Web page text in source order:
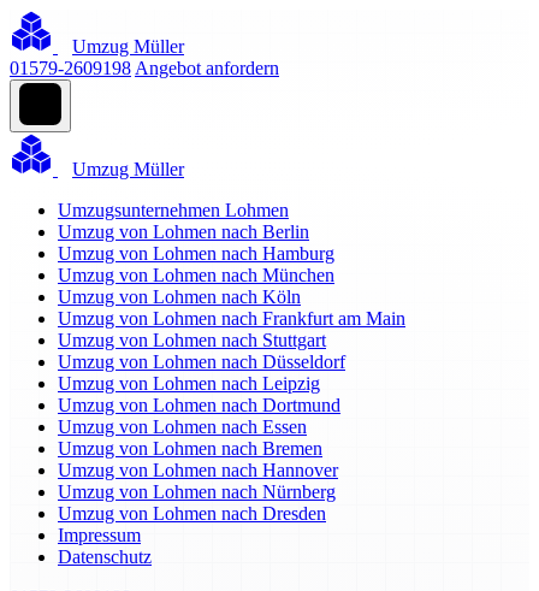
Umzug Müller
01579-2609198 Angebot anfordern
Umzug Müller
Umzugsunternehmen Lohmen
Umzug von Lohmen nach Berlin
Umzug von Lohmen nach Hamburg
Umzug von Lohmen nach München
Umzug von Lohmen nach Köln
Umzug von Lohmen nach Frankfurt am Main
Umzug von Lohmen nach Stuttgart
Umzug von Lohmen nach Düsseldorf
Umzug von Lohmen nach Leipzig
Umzug von Lohmen nach Dortmund
Umzug von Lohmen nach Essen
Umzug von Lohmen nach Bremen
Umzug von Lohmen nach Hannover
Umzug von Lohmen nach Nürnberg
Umzug von Lohmen nach Dresden
Impressum
Datenschutz